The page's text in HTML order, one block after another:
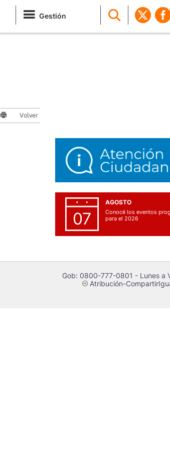
Gestión
Volver
07
AGOSTO
Conocé los eventos
para el 2026
Gob: 0800-777-0801 - Lunes a
cAtribución-